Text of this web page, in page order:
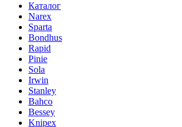
Каталог
Narex
Sparta
Bondhus
Rapid
Pinie
Sola
Irwin
Stanley
Bahco
Bessey
Knipex